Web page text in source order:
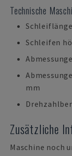
Technische
Schleifen
mm
Zusätzliche
Maschine noch